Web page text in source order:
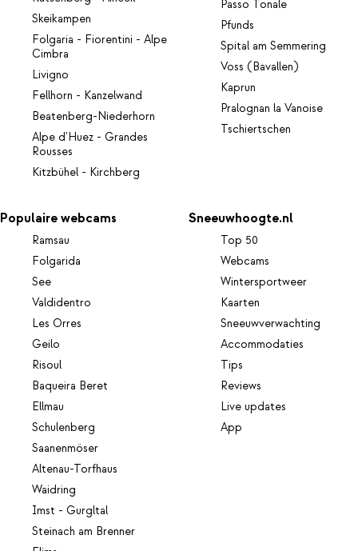
Skeikampen
Folgaria - Fiorentini - Alpe
Cimbra
Livigno
Fellhorn - Kanzelwand
Beatenberg-Niederhorn
Alpe d'Huez - Grandes
Rousses
Kitzbühel - Kirchberg
Passo Tonale
Pfunds
Spital am Semmering
Voss (Bavallen)
Kaprun
Pralognan la Vanoise
Tschiertschen
Populaire webcams
Ramsau
Folgarida
See
Valdidentro
Les Orres
Geilo
Risoul
Baqueira Beret
Ellmau
Schulenberg
Saanenmöser
Altenau-Torfhaus
Waidring
Imst - Gurgltal
Steinach am Brenner
Sneeuwhoogte.nl
Top 50
Webcams
Wintersportweer
Kaarten
Sneeuwverwachting
Accommodaties
Tips
Reviews
Live updates
App